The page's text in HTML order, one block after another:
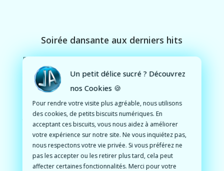
Un petit délice sucré ? Découvrez
nos Cookies 🍪
Pour rendre votre visite plus agréable, nous utilisons
des cookies, de petits biscuits numériques. En
acceptant ces biscuits, vous nous aidez à améliorer
votre expérience sur notre site. Ne vous inquiétez pas,
nous respectons votre vie privée. Si vous préférez ne
pas les accepter ou les retirer plus tard, cela peut
affecter certaines fonctionnalités. Merci pour votre
Soirée dansante aux derniers hits
En plus dukaraoké, plongez dans une ambiance
survoltée avecles derniers hits du momentet des
classiques intemporels. Laissez-vous emporter par le
rythme endiablé de lapiste de danse etdansez
jusqu’au bout de la nuit sur les sons sélectionnés par
Leonardo, notreDJ professionnel.